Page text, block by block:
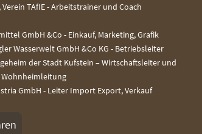
Verein TAfIE - Arbeitstrainer und Coach
GmbH &Co - Einkauf, Marketing, Grafik
Wasserwelt GmbH &Co KG - Betriebsleiter
der Stadt Kufstein – Wirtschaftsleiter und
GmbH - Leiter Import Export, Verkauf